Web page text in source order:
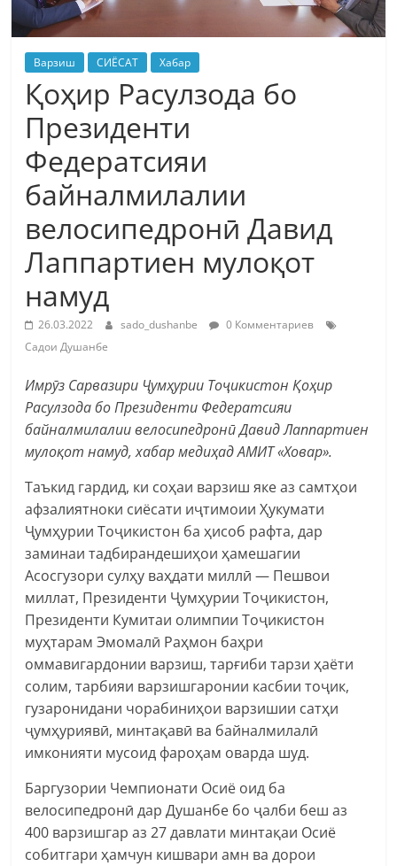
Варзиш СИЁСАТ Хабар
Қоҳир Расулзода бо
Президенти
Федератсияи
байналмилалии
велосипедронӣ Давид
Лаппартиен мулоқот
намуд
26.03.2022 sado_dushanbe
0 Комментариев
Садои Душанбе
Имрӯз Сарвазири Ҷумҳурии Тоҷикистон Қоҳир
Расулзода бо Президенти Федератсияи
байналмилалии велосипедронӣ Давид Лаппартиен
мулоқот намуд, хабар медиҳад АМИТ «Ховар».
Таъкид гардид, ки соҳаи варзиш яке аз самтҳои
афзалиятноки сиёсати иҷтимоии Ҳукумати
Ҷумҳурии Тоҷикистон ба ҳисоб рафта, дар
заминаи тадбирандешиҳои ҳамешагии
Асосгузори сулҳу ваҳдати миллӣ — Пешвои
миллат, Президенти Ҷумҳурии Тоҷикистон,
Президенти Кумитаи олимпии Тоҷикистон
муҳтарам Эмомалӣ Раҳмон баҳри
оммавигардонии варзиш, тарғиби тарзи ҳаёти
солим, тарбияи варзишгаронии касбии тоҷик,
гузаронидани чорабиниҳои варзишии сатҳи
ҷумҳуриявӣ, минтақавӣ ва байналмилалӣ
имконияти мусоид фароҳам оварда шуд.
Баргузории Чемпионати Осиё оид ба
велосипедронӣ дар Душанбе бо ҷалби беш аз
400 варзишгар аз 27 давлати минтақаи Осиё
собитгари ҳамчун кишвари амн ва дорои